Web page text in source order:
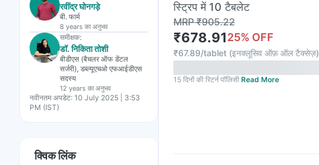
रवींद्र घोनगड़े
बी. फार्म
8 years का अनुभव
समीक्षक:
डॉ. निकिता तोशी
बीडीएस (बैचलर ऑफ डेंटल
सर्जरी), डब्ल्यूएचओ एफआईडीएस
सदस्य
12 years का अनुभव
नवीनतम अपडेट: 10 July 2025 | 3:53
PM (IST)
क्विक लिंक
स्ट्रिप में 10 टैबलेट
MRP₹905.22
₹678.9125% OFF
₹67.89/tablet (इनक्लूसिव ऑफ़ ऑल टैक्सेज़)
15 दिनों की रिटर्न पॉलिसी Read More